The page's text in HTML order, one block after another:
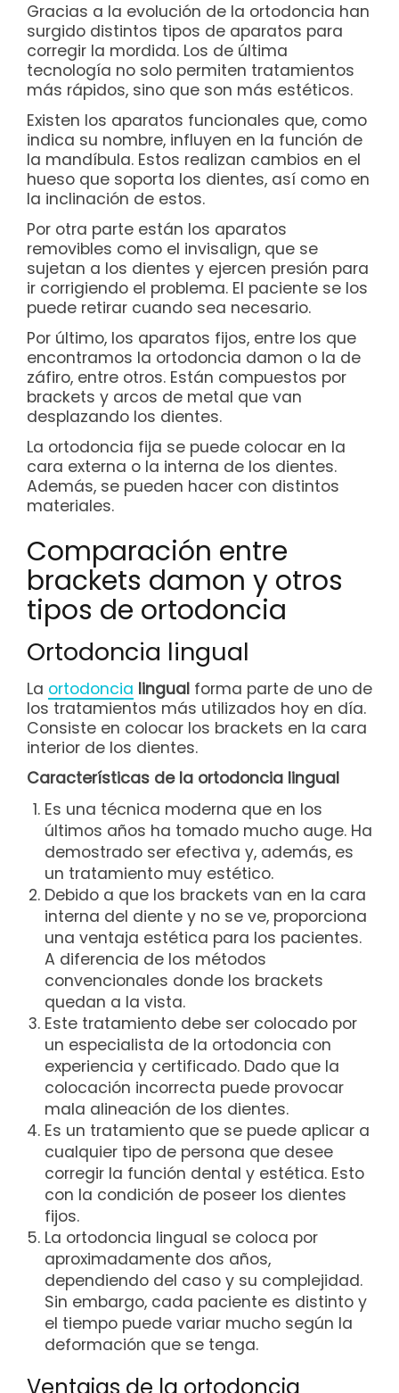
Gracias a la evolución de la ortodoncia han
surgido distintos tipos de aparatos para
corregir la mordida. Los de última
tecnología no solo permiten tratamientos
más rápidos, sino que son más estéticos.
Existen los aparatos funcionales que, como
indica su nombre, influyen en la función de
la mandíbula. Estos realizan cambios en el
hueso que soporta los dientes, así como en
la inclinación de estos.
Por otra parte están los aparatos
removibles como el invisalign, que se
sujetan a los dientes y ejercen presión para
ir corrigiendo el problema. El paciente se los
puede retirar cuando sea necesario.
Por último, los aparatos fijos, entre los que
encontramos la ortodoncia damon o la de
záfiro, entre otros. Están compuestos por
brackets y arcos de metal que van
desplazando los dientes.
La ortodoncia fija se puede colocar en la
cara externa o la interna de los dientes.
Además, se pueden hacer con distintos
materiales.
Comparación entre
brackets damon y otros
tipos de ortodoncia
Ortodoncia lingual
La ortodoncia lingual forma parte de uno de
los tratamientos más utilizados hoy en día.
Consiste en colocar los brackets en la cara
interior de los dientes.
Características de la ortodoncia lingual
Es una técnica moderna que en los
últimos años ha tomado mucho auge. Ha
demostrado ser efectiva y, además, es
un tratamiento muy estético.
Debido a que los brackets van en la cara
interna del diente y no se ve, proporciona
una ventaja estética para los pacientes.
A diferencia de los métodos
convencionales donde los brackets
quedan a la vista.
Este tratamiento debe ser colocado por
un especialista de la ortodoncia con
experiencia y certificado. Dado que la
colocación incorrecta puede provocar
mala alineación de los dientes.
Es un tratamiento que se puede aplicar a
cualquier tipo de persona que desee
corregir la función dental y estética. Esto
con la condición de poseer los dientes
fijos.
La ortodoncia lingual se coloca por
aproximadamente dos años,
dependiendo del caso y su complejidad.
Sin embargo, cada paciente es distinto y
el tiempo puede variar mucho según la
deformación que se tenga.